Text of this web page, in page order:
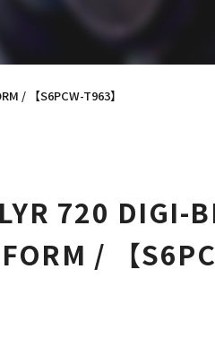
/ 【S6PCW-T963】
720 DIGI-
/ 【